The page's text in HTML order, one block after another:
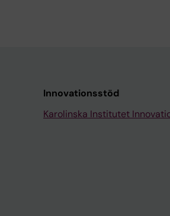
Innovationsstöd
Karolinska Institutet